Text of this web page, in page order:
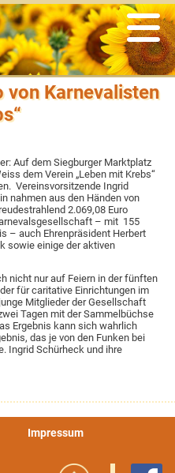
von Karnevalisten
Auf dem Siegburger Marktplatz
dem Verein „Leben mit Krebs“
Vereinsvorsitzende Ingrid
nahmen aus den Händen von
2.069,08 Euro
– mit 155
– auch Ehrenpräsident Herbert
sowie einige der aktiven
nicht nur auf Feiern in der fünften
für caritative Einrichtungen im
Mitglieder der Gesellschaft
Tagen mit der Sammelbüchse
Ergebnis kann sich wahrlich
das je von den Funken bei
Ingrid Schürheck und ihre
Impressum